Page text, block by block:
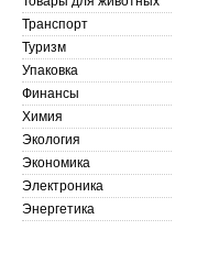
Транспорт
Туризм
Упаковка
Финансы
Химия
Экология
Экономика
Электроника
Энергетика